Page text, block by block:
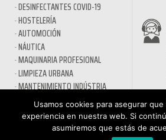
DESINFECTANTES COVID-19
HOSTELERÍA
AUTOMOCIÓN
NÁUTICA
MAQUINARIA PROFESIONAL
LIMPIEZA URBANA
MANTENIMIENTO INDÚSTRIA
LIMPIEZA PARA EL HOGAR
QUÍMICOS DE LIMPIEZA
ECOLÓGICOS
Usamos cookies para asegurar
experiencia en nuestra web. Si
asumiremos que estás de